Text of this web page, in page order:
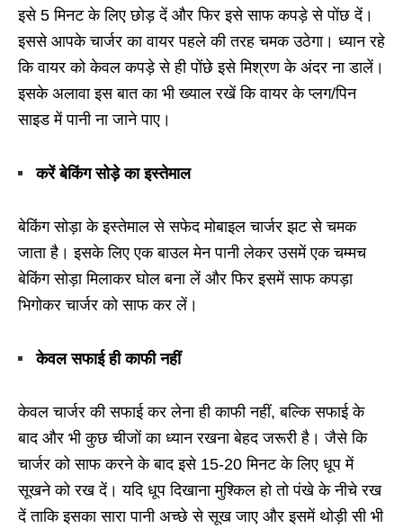
इसे 5 मिनट के लिए छोड़ दें और फिर इसे साफ कपड़े से पोंछ दें।
इससे आपके चार्जर का वायर पहले की तरह चमक उठेगा। ध्यान रहे
कि वायर को केवल कपड़े से ही पोंछे इसे मिश्रण के अंदर ना डालें।
इसके अलावा इस बात का भी ख्याल रखें कि वायर के प्लग/पिन
साइड में पानी ना जाने पाए।
करें बेकिंग सोड़े का इस्तेमाल
बेकिंग सोड़ा के इस्तेमाल से सफेद मोबाइल चार्जर झट से चमक
जाता है। इसके लिए एक बाउल मेन पानी लेकर उसमें एक चम्मच
बेकिंग सोड़ा मिलाकर घोल बना लें और फिर इसमें साफ कपड़ा
भिगोकर चार्जर को साफ कर लें।
केवल सफाई ही काफी नहीं
केवल चार्जर की सफाई कर लेना ही काफी नहीं, बल्कि सफाई के
बाद और भी कुछ चीजों का ध्यान रखना बेहद जरूरी है। जैसे कि
चार्जर को साफ करने के बाद इसे 15-20 मिनट के लिए धूप में
सूखने को रख दें। यदि धूप दिखाना मुश्किल हो तो पंखे के नीचे रख
दें ताकि इसका सारा पानी अच्छे से सूख जाए और इसमें थोड़ी सी भी